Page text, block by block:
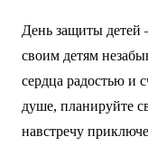
День защиты детей
своим детям
сердца радостью и
душе, планируйте
навстречу